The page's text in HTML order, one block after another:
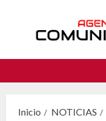
contenido
Inicio
NOTICIAS